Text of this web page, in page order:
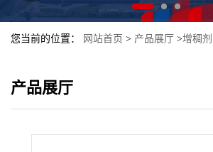
您当前的位置： 网站首页 > 产品展厅 >增稠剂
产品展厅